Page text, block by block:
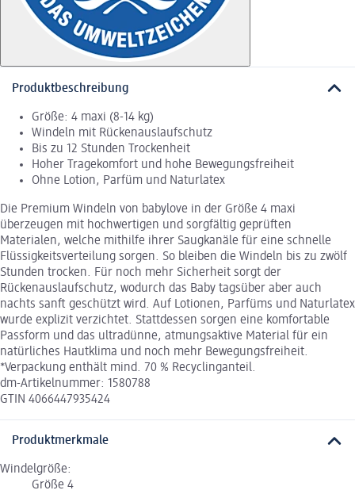
Produktbeschreibung
Größe: 4 maxi (8-14 kg)
Windeln mit Rückenauslaufschutz
Bis zu 12 Stunden Trockenheit
Hoher Tragekomfort und hohe Bewegungsfreiheit
Ohne Lotion, Parfüm und Naturlatex
Die Premium Windeln von babylove in der Größe 4 maxi
überzeugen mit hochwertigen und sorgfältig geprüften
Materialen, welche mithilfe ihrer Saugkanäle für eine schnelle
Flüssigkeitsverteilung sorgen. So bleiben die Windeln bis zu zwölf
Stunden trocken. Für noch mehr Sicherheit sorgt der
Rückenauslaufschutz, wodurch das Baby tagsüber aber auch
nachts sanft geschützt wird. Auf Lotionen, Parfüms und Naturlatex
wurde explizit verzichtet. Stattdessen sorgen eine komfortable
Passform und das ultradünne, atmungsaktive Material für ein
natürliches Hautklima und noch mehr Bewegungsfreiheit.
*Verpackung enthält mind. 70 % Recyclinganteil.
dm-Artikelnummer: 1580788
GTIN 4066447935424
Produktmerkmale
Windelgröße:
Größe 4